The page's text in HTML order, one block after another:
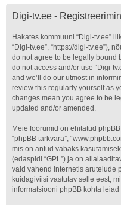
Digi-tv.ee -
Hakates kommuuni “Digi-tv.ee”
“Digi-tv.ee”, “https://digi-tv.ee”),
do not agree to be legally bound
do not access and/or use “Digi-
and we’ll do our utmost in
review this regularly yourself as
changes mean you agree to be
updated and/or amended.
Meie foorumid on ehitatud
“phpBB tarkvara”,
mis on antud vabaks
(edaspidi “GPL”) ja on
vaid vahend internetis arutelude
kuidagiviisi vastutav selle eest,
informatsiooni phpBB kohta leiad